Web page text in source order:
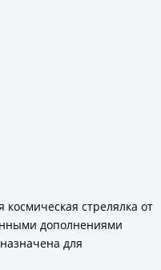
космическая стрелялка от
дополнениями
для